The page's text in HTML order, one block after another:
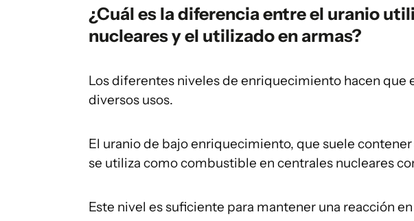
¿Cuál es la diferencia entre el uranio
nucleares y el utilizado en armas?
Los diferentes niveles de enriquecimiento hacen que
diversos usos.
El uranio de bajo enriquecimiento, que suele contener
se utiliza como combustible en centrales nucleares
Este nivel es suficiente para mantener una reacción